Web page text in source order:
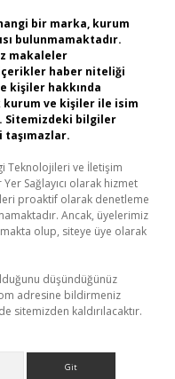
bir marka, kurum
bulunmamaktadır.
makaleler
haber niteliği
kişiler hakkında
kurum ve kişiler ile isim
Sitemizdeki bilgiler
Teknolojileri ve İletişim
Sağlayıcı olarak hizmet
proaktif olarak denetleme
Ancak, üyelerimiz
olup, siteye üye olarak
düşündüğünüz
adresine bildirmeniz
sitemizden kaldırılacaktır.